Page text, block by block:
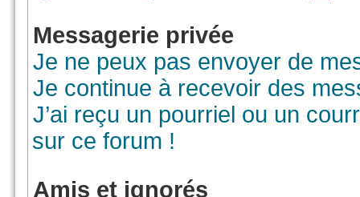
Messagerie privée
Je ne peux pas envoyer de
Je continue à recevoir des
J’ai reçu un pourriel ou un
sur ce forum !
Amis et ignorés